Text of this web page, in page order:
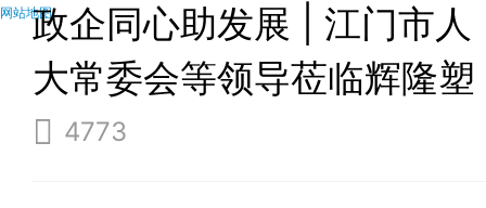
政企同心助发展 | 江门市人
大常委会等领导莅临辉隆塑
机调研指导！
4773
网站地图